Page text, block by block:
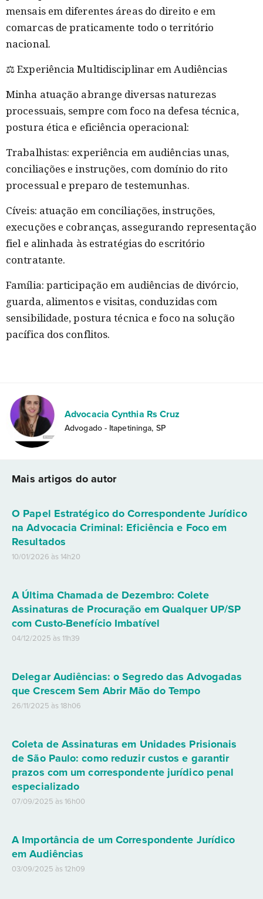
mensais em diferentes áreas do direito e em
comarcas de praticamente todo o território
nacional.
⚖️ Experiência Multidisciplinar em Audiências
Minha atuação abrange diversas naturezas
processuais, sempre com foco na defesa técnica,
postura ética e eficiência operacional:
Trabalhistas: experiência em audiências unas,
conciliações e instruções, com domínio do rito
processual e preparo de testemunhas.
Cíveis: atuação em conciliações, instruções,
execuções e cobranças, assegurando representação
fiel e alinhada às estratégias do escritório
contratante.
Família: participação em audiências de divórcio,
guarda, alimentos e visitas, conduzidas com
sensibilidade, postura técnica e foco na solução
pacífica dos conflitos.
Advocacia Cynthia Rs Cruz
Advogado - Itapetininga, SP
Mais artigos do autor
O Papel Estratégico do Correspondente Jurídico
na Advocacia Criminal: Eficiência e Foco em
Resultados
10/01/2026 às 14h20
A Última Chamada de Dezembro: Colete
Assinaturas de Procuração em Qualquer UP/SP
com Custo-Benefício Imbatível
04/12/2025 às 11h39
Delegar Audiências: o Segredo das Advogadas
que Crescem Sem Abrir Mão do Tempo
26/11/2025 às 18h06
Coleta de Assinaturas em Unidades Prisionais
de São Paulo: como reduzir custos e garantir
prazos com um correspondente jurídico penal
especializado
07/09/2025 às 16h00
A Importância de um Correspondente Jurídico
em Audiências
03/09/2025 às 12h09